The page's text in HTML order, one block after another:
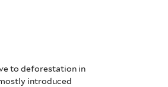
to deforestation in
introduced